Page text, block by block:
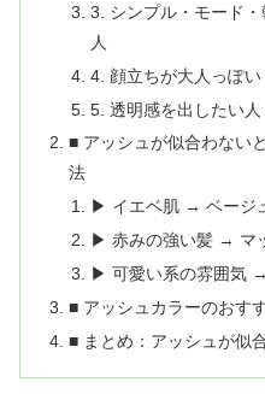
3. シンプル・モード
人
4. 顔立ちが大人っぽい
5. 透明感を出したい
■ アッシュが似合わない
法
▶ イエベ肌 → ベージ
▶ 赤みの強い髪 → マ
▶ 可愛い系の雰囲気
■ アッシュカラーのおす
■ まとめ：アッシュが似